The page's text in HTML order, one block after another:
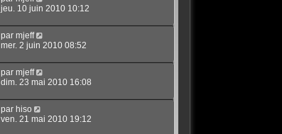
jeu. 10 juin 2010 10:12
par mjeff
mer. 2 juin 2010 08:52
par mjeff
dim. 23 mai 2010 16:08
par hiso
ven. 21 mai 2010 19:12